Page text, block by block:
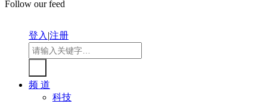
Follow our feed
登入|注册
频 道
科技